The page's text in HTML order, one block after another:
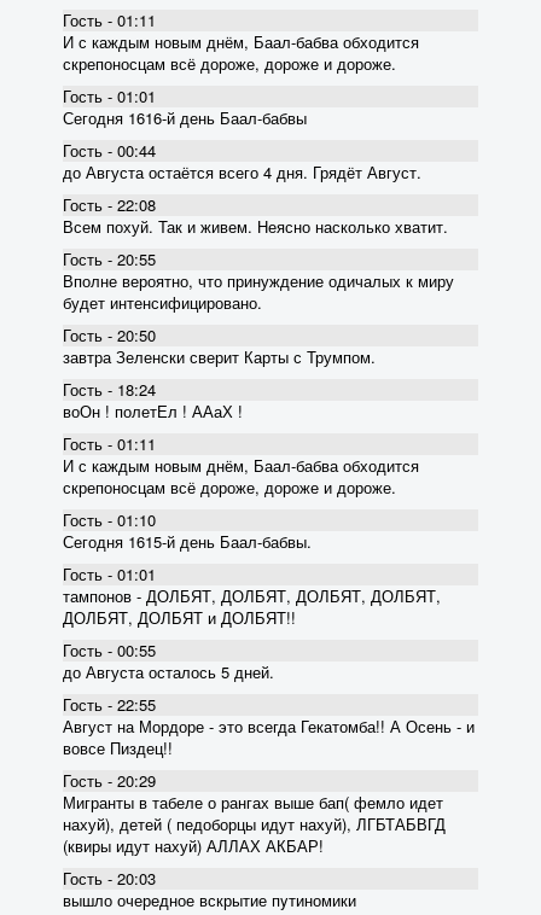
Гость - 01:11
И с каждым новым днём, Баал-бабва обходится
скрепоносцам всё дороже, дороже и дороже.
Гость - 01:01
Сегодня 1616-й день Баал-бабвы
Гость - 00:44
до Августа остаётся всего 4 дня. Грядёт Август.
Гость - 22:08
Всем похуй. Так и живем. Неясно насколько хватит.
Гость - 20:55
Вполне вероятно, что принуждение одичалых к миру
будет интенсифицировано.
Гость - 20:50
завтра Зеленски сверит Карты с Трумпом.
Гость - 18:24
воОн ! полетЕл ! ААаХ !
Гость - 01:11
И с каждым новым днём, Баал-бабва обходится
скрепоносцам всё дороже, дороже и дороже.
Гость - 01:10
Сегодня 1615-й день Баал-бабвы.
Гость - 01:01
тампонов - ДОЛБЯТ, ДОЛБЯТ, ДОЛБЯТ, ДОЛБЯТ,
ДОЛБЯТ, ДОЛБЯТ и ДОЛБЯТ!!
Гость - 00:55
до Августа осталось 5 дней.
Гость - 22:55
Август на Мордоре - это всегда Гекатомба!! А Осень - и
вовсе Пиздец!!
Гость - 20:29
Мигранты в табеле о рангах выше бап( фемло идет
нахуй), детей ( педоборцы идут нахуй), ЛГБТАБВГД
(квиры идут нахуй) АЛЛАХ АКБАР!
Гость - 20:03
вышло очередное вскрытие пyтиномики